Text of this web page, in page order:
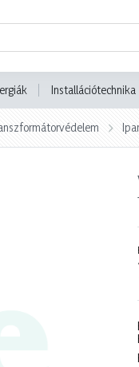
Installációtechnika